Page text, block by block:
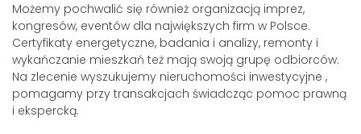
Możemy pochwalić się również organizacją imprez,
kongresów, eventów dla największych firm w Polsce.
Certyfikaty energetyczne, badania i analizy, remonty i
wykańczanie mieszkań też mają swoją grupę odbiorców.
Na zlecenie wyszukujemy nieruchomości inwestycyjne ,
pomagamy przy transakcjach świadcząc pomoc prawną
i ekspercką.